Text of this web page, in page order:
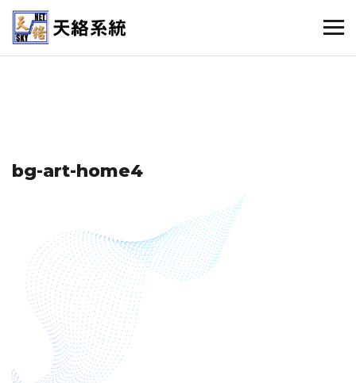
bg-art-home4